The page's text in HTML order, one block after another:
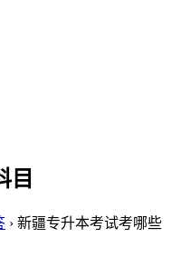
目
› 新疆专升本考试考哪些